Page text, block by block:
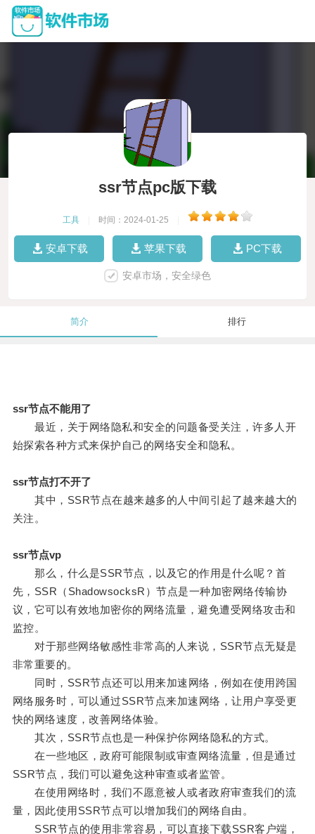
ssr节点pc版下载
工具 时间：2024-01-25
安卓下载 苹果下载 PC下载
安卓市场，安全绿色
简介 排行
ssr节点不能用了
最近，关于网络隐私和安全的问题备受关注，许多人开
始探索各种方式来保护自己的网络安全和隐私。
ssr节点打不开了
其中，SSR节点在越来越多的人中间引起了越来越大的
关注。
ssr节点vp
那么，什么是SSR节点，以及它的作用是什么呢？首
先，SSR（ShadowsocksR）节点是一种加密网络传输协
议，它可以有效地加密你的网络流量，避免遭受网络攻击和
监控。
对于那些网络敏感性非常高的人来说，SSR节点无疑是
非常重要的。
同时，SSR节点还可以用来加速网络，例如在使用跨国
网络服务时，可以通过SSR节点来加速网络，让用户享受更
快的网络速度，改善网络体验。
其次，SSR节点也是一种保护你网络隐私的方式。
在一些地区，政府可能限制或审查网络流量，但是通过
SSR节点，我们可以避免这种审查或者监管。
在使用网络时，我们不愿意被人或者政府审查我们的流
量，因此使用SSR节点可以增加我们的网络自由。
SSR节点的使用非常容易，可以直接下载SSR客户端，